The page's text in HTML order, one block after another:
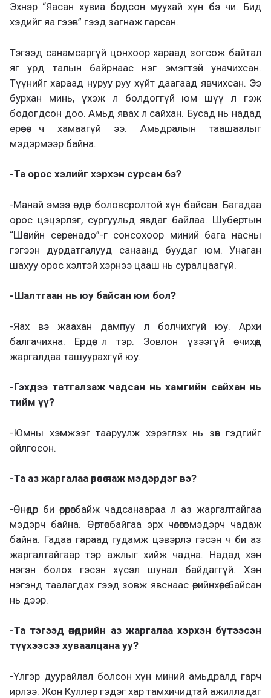
Эхнэр “Яасан хувиа бодсон муухай хүн бэ чи. Бид
хэдийг яа гээв” гээд загнаж гарсан.
Тэгээд санамсаргүй цонхоор хараад зогсож байтал
яг урд талын байрнаас нэг эмэгтэй уначихсан.
Түүнийг хараад нуруу руу хүйт даагаад явчихсан. Ээ
бурхан минь, үхэж л болдоггүй юм шүү л гэж
бодогдсон доо. Амьд явах л сайхан. Бусад нь надад
ерөөсөө ч хамаагүй ээ. Амьдралын таашаалыг
мэдэрмээр байна.
-Та орос хэлийг хэрхэн сурсан бэ?
-Манай эмээ өндөр боловсролтой хүн байсан. Багадаа
орос цэцэрлэг, сургуульд явдаг байлаа. Шубертын
“Шөнийн серенадо”-г сонсохоор миний бага насны
гэгээн дурдатгалууд санаанд буудаг юм. Унаган
шахуу орос хэлтэй хэрнээ цааш нь суралцаагүй.
-Шалтгаан нь юу байсан юм бол?
-Яах вэ жаахан дампуу л болчихгүй юу. Архи
балгачихна. Ердөө л тэр. Зовлон үзээгүй өсчихөөд
жаргалдаа ташуурахгүй юу.
-Гэхдээ татгалзаж чадсан нь хамгийн сайхан нь
тийм үү?
-Юмны хэмжээг тааруулж хэрэглэх нь зөв гэдгийг
ойлгосон.
-Та аз жаргалаа өөрөөсөө яаж мэдэрдэг вэ?
-Өнөөдөр би өөрөөрөө байж чадсанаараа л аз жаргалтайгаа
мэдэрч байна. Өөртөө байгаа эрх чөлөөгөө мэдэрч чадаж
байна. Гадаа гараад гудамж цэвэрлэ гэсэн ч би аз
жаргалтайгаар тэр ажлыг хийж чадна. Надад хэн
нэгэн болох гэсэн хүсэл шунал байдаггүй. Хэн
нэгэнд таалагдах гээд зовж явснаас өөрийнхөөрөө байсан
нь дээр.
-Та тэгээд өнөөдрийн аз жаргалаа хэрхэн бүтээсэн
түүхээсээ хуваалцана уу?
-Үлгэр дуурайлал болсон хүн миний амьдралд гарч
ирлээ. Жон Куллер гэдэг хар тамхичидтай ажилладаг